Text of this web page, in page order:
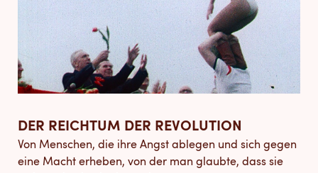
DER REICHTUM DER REVOLUTION
Von Menschen, die ihre Angst ablegen und sich gegen
eine Macht erheben, von der man glaubte, dass sie